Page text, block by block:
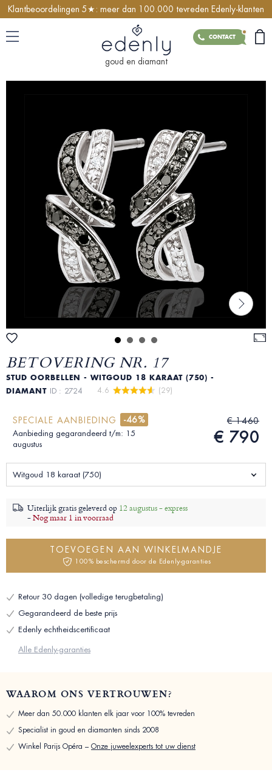
Klantbeoordelingen 5★: meer dan 100.000 tevreden Edenly-klanten
CONTACT
goud en diamant
BETOVERING NR. 17
STUD OORBELLEN - WITGOUD 18 KARAAT (750) -
DIAMANT ID : 2724 4.6 (29)
SPECIALE AANBIEDING -46%
Aanbieding gegarandeerd t/m: 15
augustus
€ 1460
€ 790
Witgoud 18 karaat (750)
Uiterlijk gratis geleverd op 12 augustus - express
-Nog maar 1 in voorraad
TOEVOEGEN AAN WINKELMANDJE
100% beschermd door de Edenly-garanties
Retour 30 dagen (volledige terugbetaling)
Gegarandeerd de beste prijs
Edenly echtheidscertificaat
Alle Edenly-garanties
WAAROM ONS VERTROUWEN?
Meer dan 50.000 klanten elk jaar voor 100% tevreden
Specialist in goud en diamanten sinds 2008
Winkel Parijs Opéra – Onze juweelexperts tot uw dienst